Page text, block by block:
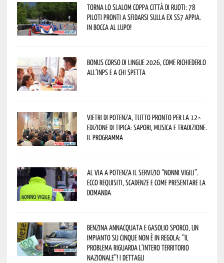
Torna lo Slalom Coppa Città di Ruoti: 78
piloti pronti a sfidarsi sulla ex SS7 Appia.
In bocca al lupo!
Bonus corso di lingue 2026, come richiederlo
all’INPS e a chi spetta
Vietri di Potenza, tutto pronto per la 12^
Edizione di Tipica: sapori, musica e tradizione.
Il programma
Al via a Potenza il servizio “Nonni Vigili”.
Ecco requisiti, scadenze e come presentare la
domanda
Benzina annacquata e gasolio sporco, un
impianto su cinque non è in regola: “il
problema riguarda l’intero territorio
Nazionale”! I dettagli